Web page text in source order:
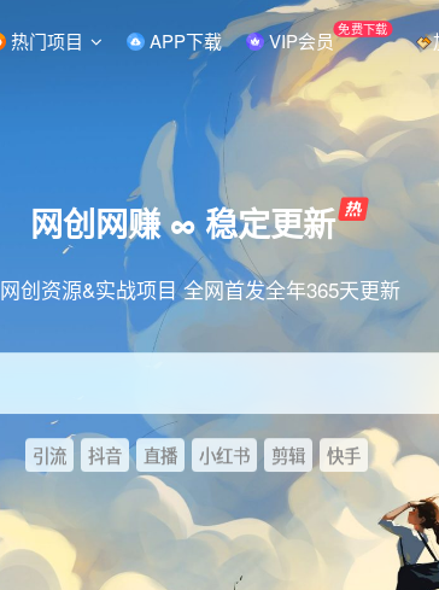
热门项目 APP下载 VIP会员 免费下载
网创网赚 ∞ 稳定更新
网创资源&实战项目 全网首发全年365天更新
引流 抖音 直播 小红书 剪辑 快手